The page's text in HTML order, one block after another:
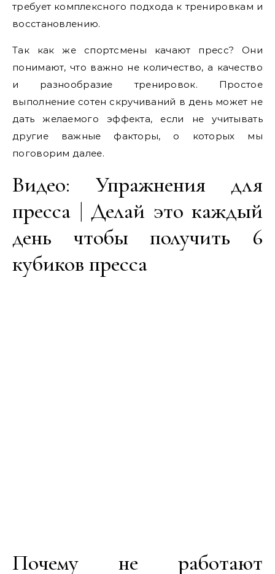
требует комплексного подхода к тренировкам и
восстановлению.
Так как же спортсмены качают пресс? Они
понимают, что важно не количество, а качество
и разнообразие тренировок. Простое
выполнение сотен скручиваний в день может не
дать желаемого эффекта, если не учитывать
другие важные факторы, о которых мы
поговорим далее.
Видео: Упражнения для
пресса | Делай это каждый
день чтобы получить 6
кубиков пресса
Почему не работают